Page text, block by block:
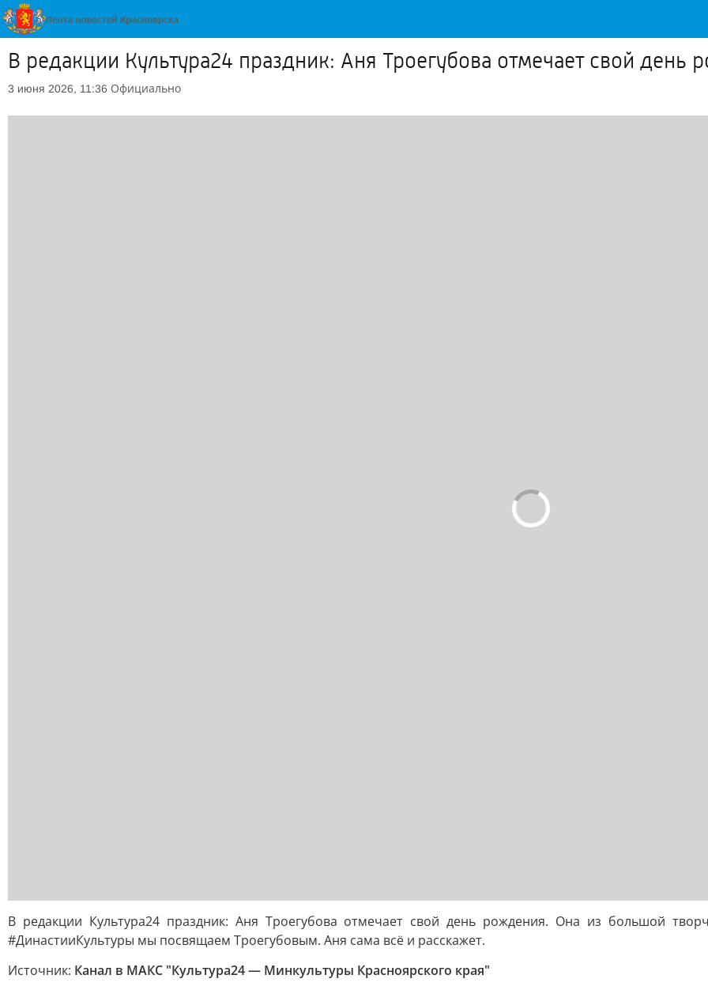
В редакции Культура24 праздник: Аня Троегубова отмечает свой день
3 июня 2026, 11:36 Официально
В редакции Культура24 праздник: Аня Троегубова отмечает свой день рождения. Она из большой
#ДинастииКультуры мы посвящаем Троегубовым. Аня сама всё и расскажет.
Источник: Канал в МАКС "Культура24 — Минкультуры Красноярского края"